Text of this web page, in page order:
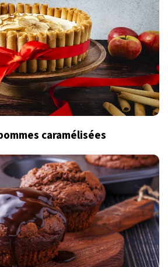
caramélisées